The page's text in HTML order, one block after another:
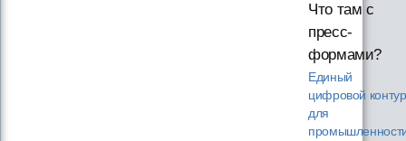
Что там с
пресс-
формами?
Единый
цифровой контур
для